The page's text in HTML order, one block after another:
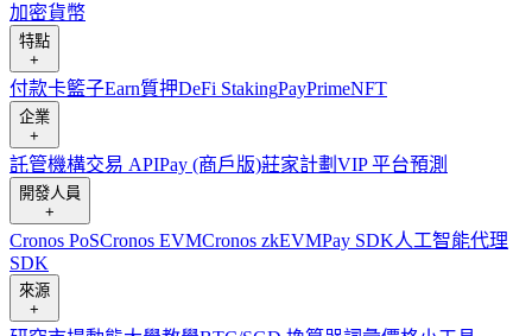
加密貨幣
特點
+
付款卡籃子Earn質押DeFi StakingPayPrimeNFT
企業
+
託管機構交易 APIPay (商戶版)莊家計劃 VIP 平台預測
開發人員
+
Cronos PoSCronos EVMCronos zkEVMPay SDK人工智能代理
SDK
來源
+